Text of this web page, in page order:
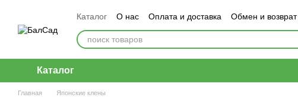
Каталог О нас Оплата и доставка Обмен и возврат
Каталог
Главная Японские клены